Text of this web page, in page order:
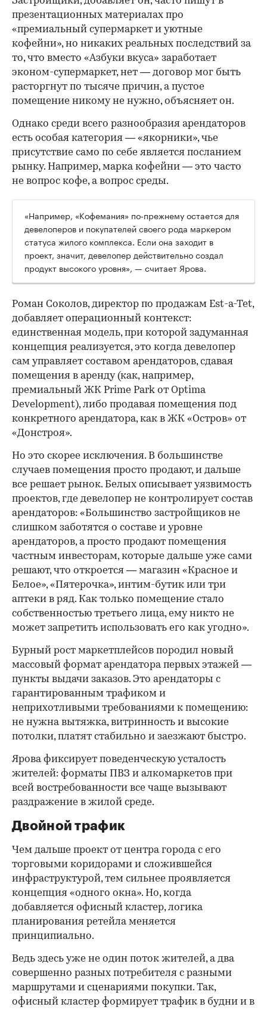
презентационных материалах про
«премиальный супермаркет и уютные
кофейни», но никаких реальных последствий за
то, что вместо «Азбуки вкуса» заработает
эконом-супермаркет, нет — договор мог быть
расторгнут по тысяче причин, а пустое
помещение никому не нужно, объясняет он.
Однако среди всего разнообразия арендаторов
есть особая категория — «якорники», чье
присутствие само по себе является посланием
рынку. Например, марка кофейни — это часто
не вопрос кофе, а вопрос среды.
«Например, «Кофемания» по-прежнему остается для
девелоперов и покупателей своего рода маркером
статуса жилого комплекса. Если она заходит в
проект, значит, девелопер действительно создал
продукт высокого уровня», — считает Ярова.
Роман Соколов, директор по продажам Est-a-Tet,
добавляет операционный контекст:
единственная модель, при которой задуманная
концепция реализуется, это когда девелопер
сам управляет составом арендаторов, сдавая
помещения в аренду (как, например,
премиальный ЖК Prime Park от Optima
Development), либо продавая помещения под
конкретного арендатора, как в ЖК «Остров» от
«Донстроя».
Но это скорее исключения. В большинстве
случаев помещения просто продают, и дальше
все решает рынок. Белых описывает уязвимость
проектов, где девелопер не контролирует состав
арендаторов: «Большинство застройщиков не
слишком заботятся о составе и уровне
арендаторов, а просто продают помещения
частным инвесторам, которые дальше уже сами
решают, что откроется — магазин «Красное и
Белое», «Пятерочка», интим-бутик или три
аптеки в ряд. Как только помещение стало
собственностью третьего лица, ему никто не
может запретить использовать его как угодно».
Бурный рост маркетплейсов породил новый
массовый формат арендатора первых этажей —
пункты выдачи заказов. Это арендаторы с
гарантированным трафиком и
неприхотливыми требованиями к помещению:
не нужна вытяжка, витринность и высокие
потолки, платят стабильно и заезжают быстро.
Ярова фиксирует поведенческую усталость
жителей: форматы ПВЗ и алкомаркетов при
всей востребованности все чаще вызывают
раздражение в жилой среде.
Двойной трафик
Чем дальше проект от центра города с его
торговыми коридорами и сложившейся
инфраструктурой, тем сильнее проявляется
концепция «одного окна». Но, когда
добавляется офисный кластер, логика
планирования ретейла меняется
принципиально.
Ведь здесь уже не один поток жителей, а два
совершенно разных потребителя с разными
маршрутами и сценариями покупки. Так,
офисный кластер формирует трафик в будни и в